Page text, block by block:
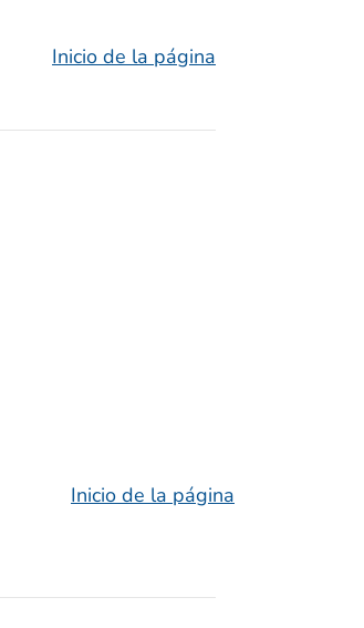
Inicio de la página
Inicio de la página